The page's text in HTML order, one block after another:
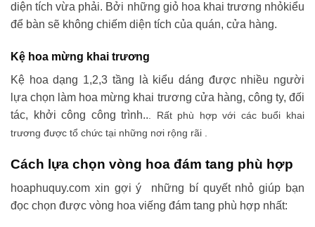
diện tích vừa phải. Bởi những giỏ hoa khai trương nhỏkiểu
để bàn sẽ không chiếm diện tích của quán, cửa hàng.
Kệ hoa mừng khai trương
Kệ hoa dạng 1,2,3 tầng là kiểu dáng được nhiều người
lựa chọn làm hoa mừng khai trương cửa hàng, công ty, đối
tác, khởi công công trình.. . Rất phù hợp với các buổi khai
trương được tổ chức tại những nơi rộng rãi .
Cách lựa chọn vòng hoa đám tang phù hợp
hoaphuquy.com xin gợi ý những bí quyết nhỏ giúp bạn
đọc chọn được vòng hoa viếng đám tang phù hợp nhất: